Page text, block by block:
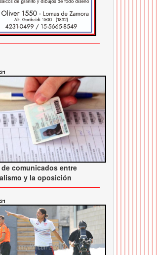
de comunicados entre
y la oposición